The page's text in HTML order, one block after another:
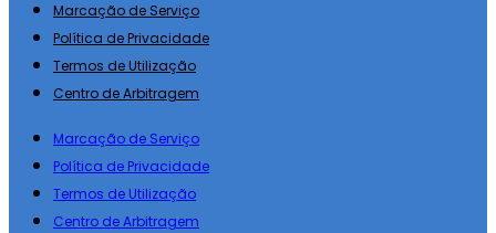
Marcação de Serviço
Política de Privacidade
Termos de Utilização
Centro de Arbitragem
Marcação de Serviço
Política de Privacidade
Termos de Utilização
Centro de Arbitragem